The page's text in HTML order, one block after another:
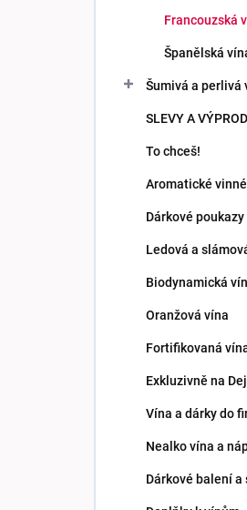
Francouzská
Španělská
Šumivá a perlivá
SLEVY A
To chceš!
Aromatické
Dárkové poukazy
Ledová a
Biodynamická
Oranžová vína
Fortifikovaná
Exkluzivně na
Vína a dárky do
Nealko vína a
Dárkové balení a